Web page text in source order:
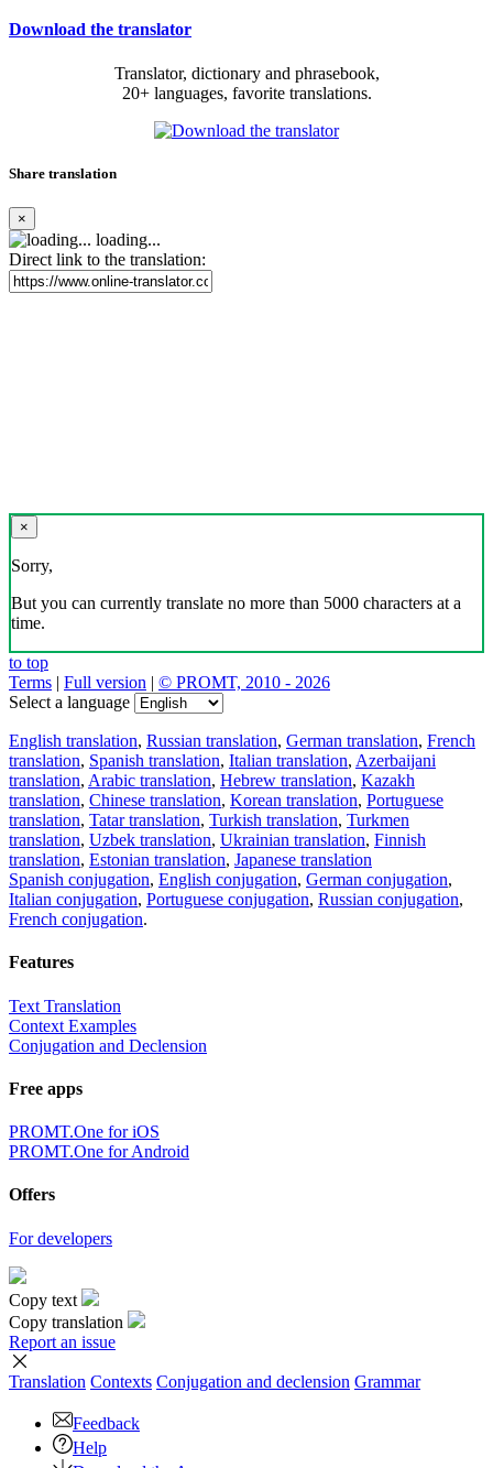
Download the translator
Translator, dictionary and phrasebook,
20+ languages, favorite translations.
Share translation
×
loading...
Direct link to the translation:
×
Sorry,
But you can currently translate no more than 5000 characters at a
time.
to top
Terms | Full version | © PROMT, 2010 - 2026
Select a language
English translation, Russian translation, German translation, French
translation, Spanish translation, Italian translation, Azerbaijani
translation, Arabic translation, Hebrew translation, Kazakh
translation, Chinese translation, Korean translation, Portuguese
translation, Tatar translation, Turkish translation, Turkmen
translation, Uzbek translation, Ukrainian translation, Finnish
translation, Estonian translation, Japanese translation
Spanish conjugation, English conjugation, German conjugation,
Italian conjugation, Portuguese conjugation, Russian conjugation,
French conjugation.
Features
Text Translation
Context Examples
Conjugation and Declension
Free apps
PROMT.One for iOS
PROMT.One for Android
Offers
For developers
Copy text
Copy translation
Report an issue
Translation Contexts Conjugation and declension Grammar
Feedback
Help